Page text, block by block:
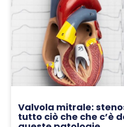
Valvola mitrale:
tutto ciò che che c’è